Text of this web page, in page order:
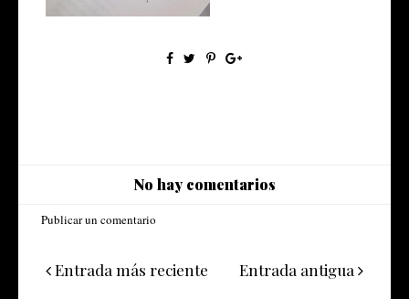
No hay comentarios
Publicar un comentario
Entrada más reciente Entrada antigua